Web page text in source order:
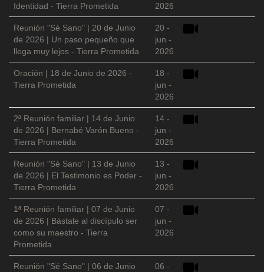
Identidad - Tierra Prometida
2026
Reunión "Sé Sano" | 20 de Junio
de 2026 | Un paso pequeño que
llega muy lejos - Tierra Prometida
20 -
jun -
2026
Oración | 18 de Junio de 2026 -
Tierra Prometida
18 -
jun -
2026
2ª Reunión familiar | 14 de Junio
de 2026 | Bernabé Varón Bueno -
Tierra Prometida
14 -
jun -
2026
Reunión "Sé Sano" | 13 de Junio
de 2026 | El Testimonio es Poder -
Tierra Prometida
13 -
jun -
2026
1ª Reunión familiar | 07 de Junio
de 2026 | Bástale al discípulo ser
como su maestro - Tierra
Prometida
07 -
jun -
2026
Reunión "Sé Sano" | 06 de Junio
06 -